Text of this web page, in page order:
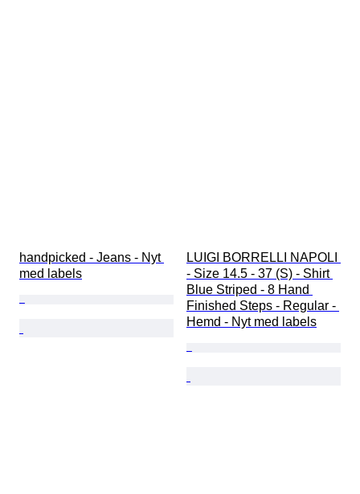
handpicked - Jeans - Nyt
med labels
LUIGI BORRELLI NAPOLI
- Size 14.5 - 37 (S) - Shirt
Blue Striped - 8 Hand
Finished Steps - Regular -
Hemd - Nyt med labels